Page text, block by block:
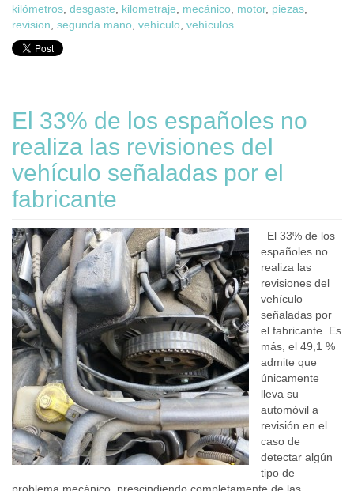
kilómetros desgaste kilometraje mecánico motor, piezas
revision segunda mano vehículo vehículos
El 33% de los españoles no
realiza las revisiones del
vehículo señaladas por el
fabricante
El 33% de los
españoles no
realiza las
revisiones del
vehículo
señaladas por
el fabricante. Es
más, el 49,1 %
admite que
únicamente
lleva su
automóvil a
revisión en el
caso de
detectar algún
tipo de